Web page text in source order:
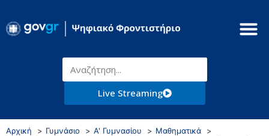
Live Streaming
Αρχική Γυμνάσιο Α' Γυμνασίου
Μαθηματικά